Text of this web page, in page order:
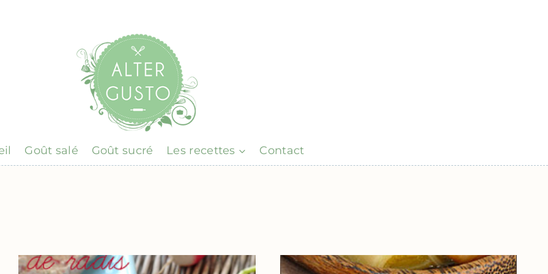
Goût salé Goût sucré Les recettes Contact